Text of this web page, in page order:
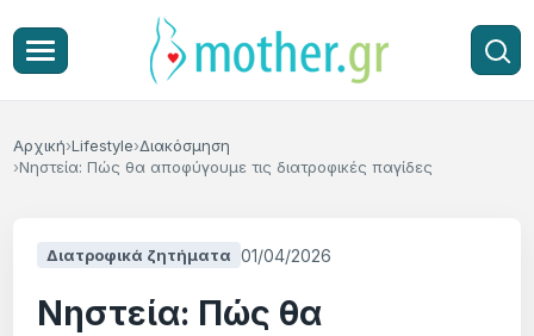
Αρχική Lifestyle Διακόσμηση
Νηστεία: Πώς θα αποφύγουμε τις διατροφικές παγίδες
Διατροφικά ζητήματα 01/04/2026
Νηστεία: Πώς θα